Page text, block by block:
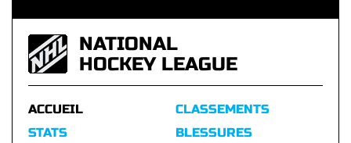
NATIONAL
HOCKEY LEAGUE
ACCUEIL
STATS
CLASSEMENTS
BLESSURES